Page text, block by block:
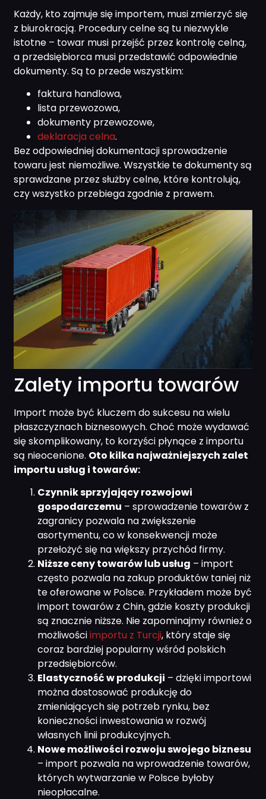
Każdy, kto zajmuje się importem, musi zmierzyć się
z biurokracją. Procedury celne są tu niezwykle
istotne – towar musi przejść przez kontrolę celną,
a przedsiębiorca musi przedstawić odpowiednie
dokumenty. Są to przede wszystkim:
faktura handlowa,
lista przewozowa,
dokumenty przewozowe,
deklaracja celna.
Bez odpowiedniej dokumentacji sprowadzenie
towaru jest niemożliwe. Wszystkie te dokumenty są
sprawdzane przez służby celne, które kontrolują,
czy wszystko przebiega zgodnie z prawem.
Zalety importu towarów
Import może być kluczem do sukcesu na wielu
płaszczyznach biznesowych. Choć może wydawać
się skomplikowany, to korzyści płynące z importu
są nieocenione. Oto kilka najważniejszych zalet
importu usług i towarów:
Czynnik sprzyjający rozwojowi
gospodarczemu – sprowadzenie towarów z
zagranicy pozwala na zwiększenie
asortymentu, co w konsekwencji może
przełożyć się na większy przychód firmy.
Niższe ceny towarów lub usług – import
często pozwala na zakup produktów taniej niż
te oferowane w Polsce. Przykładem może być
import towarów z Chin, gdzie koszty produkcji
są znacznie niższe. Nie zapominajmy również o
możliwościimportu z Turcji, który staje się
coraz bardziej popularny wśród polskich
przedsiębiorców.
Elastyczność w produkcji – dzięki importowi
można dostosować produkcję do
zmieniających się potrzeb rynku, bez
konieczności inwestowania w rozwój
własnych linii produkcyjnych.
Nowe możliwości rozwoju swojego biznesu
– import pozwala na wprowadzenie towarów,
których wytwarzanie w Polsce byłoby
nieopłacalne.